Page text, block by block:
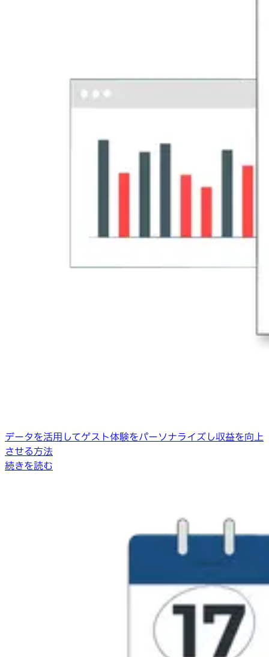
データを活用してゲスト体験をパーソナライズし収益を向上
させる方法
続きを読む